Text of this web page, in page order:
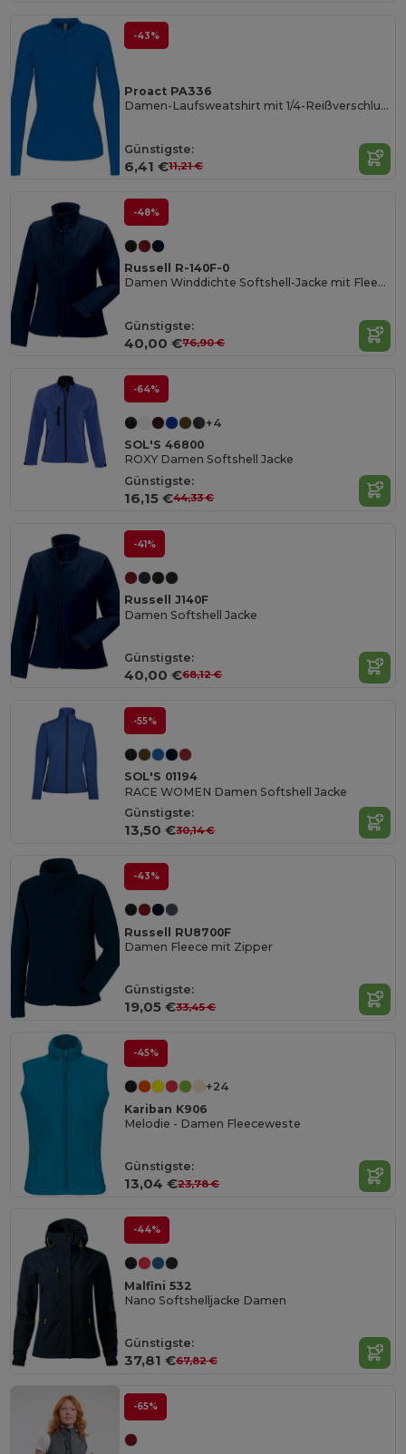
-43%
Proact PA336
Damen-Laufsweatshirt mit 1/4-Reißverschluss
Günstigste:
6,41 €11,21 €
-48%
Russell R-140F-0
Damen Winddichte Softshell-Jacke mit Fleece
Günstigste:
40,00 €76,90 €
-64%
+4
SOL'S 46800
ROXY Damen Softshell Jacke
Günstigste:
16,15 €44,33 €
-41%
Russell J140F
Damen Softshell Jacke
Günstigste:
40,00 €68,12 €
-55%
SOL'S 01194
RACE WOMEN Damen Softshell Jacke
Günstigste:
13,50 €30,14 €
-43%
Russell RU8700F
Damen Fleece mit Zipper
Günstigste:
19,05 €33,45 €
-45%
+24
Kariban K906
Melodie - Damen Fleeceweste
Günstigste:
13,04 €23,78 €
-44%
Malfini 532
Nano Softshelljacke Damen
Günstigste:
37,81 €67,82 €
-65%